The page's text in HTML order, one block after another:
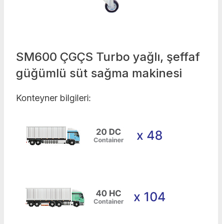
SM600 ÇGÇS Turbo yağlı, şeffaf
güğümlü süt sağma makinesi
Konteyner bilgileri: